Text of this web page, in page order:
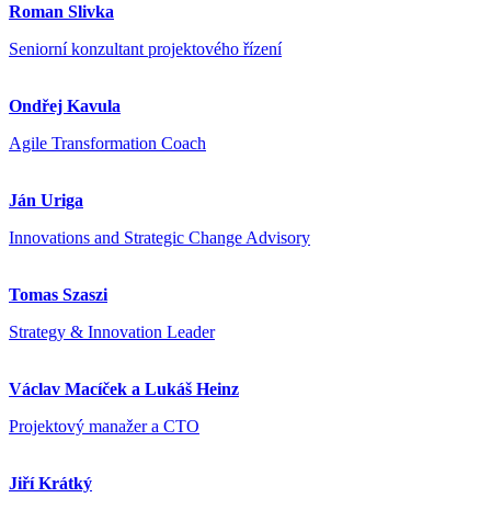
Roman Slivka
Seniorní konzultant projektového řízení
Ondřej Kavula
Agile Transformation Coach
Ján Uriga
Innovations and Strategic Change Advisory
Tomas Szaszi
Strategy & Innovation Leader
Václav Macíček a Lukáš Heinz
Projektový manažer a CTO
Jiří Krátký